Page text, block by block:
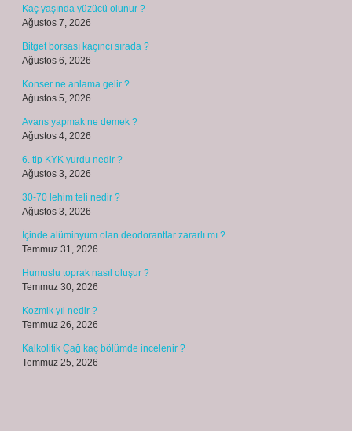
Kaç yaşında yüzücü olunur ?
Ağustos 7, 2026
Bitget borsası kaçıncı sırada ?
Ağustos 6, 2026
Konser ne anlama gelir ?
Ağustos 5, 2026
Avans yapmak ne demek ?
Ağustos 4, 2026
6. tip KYK yurdu nedir ?
Ağustos 3, 2026
30-70 lehim teli nedir ?
Ağustos 3, 2026
İçinde alüminyum olan deodorantlar zararlı mı ?
Temmuz 31, 2026
Humuslu toprak nasıl oluşur ?
Temmuz 30, 2026
Kozmik yıl nedir ?
Temmuz 26, 2026
Kalkolitik Çağ kaç bölümde incelenir ?
Temmuz 25, 2026